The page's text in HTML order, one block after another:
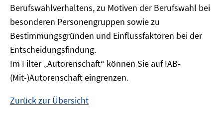
Berufswahlverhaltens, zu Motiven der Berufswahl bei
besonderen Personengruppen sowie zu
Bestimmungsgründen und Einflussfaktoren bei der
Entscheidungsfindung.
Im Filter „Autorenschaft“ können Sie auf IAB-
(Mit-)Autorenschaft eingrenzen.
Zurück zur Übersicht